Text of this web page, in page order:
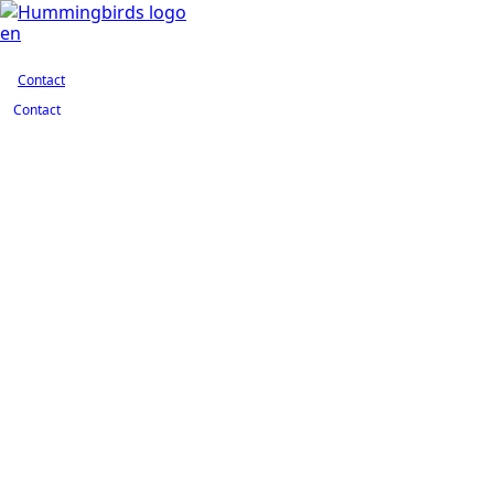
en
Contact
Contact
Contact